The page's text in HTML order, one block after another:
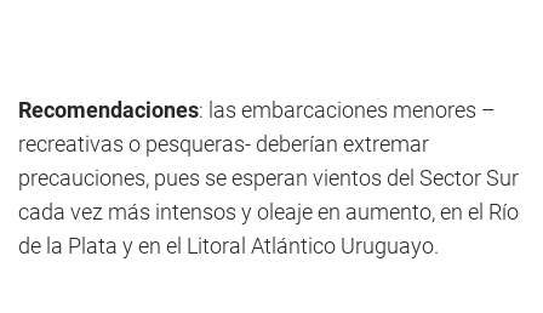
Recomendaciones: las embarcaciones menores –
recreativas o pesqueras- deberían extremar
precauciones, pues se esperan vientos del Sector Sur
cada vez más intensos y oleaje en aumento, en el Río
de la Plata y en el Litoral Atlántico Uruguayo.